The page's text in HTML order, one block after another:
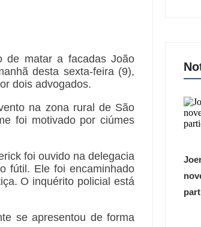
de matar a facadas João
desta sexta-feira (9),
dois advogados.
na zona rural de São
foi motivado por ciúmes
foi ouvido na delegacia
fútil. Ele foi encaminhado
O inquérito policial está
se apresentou de forma